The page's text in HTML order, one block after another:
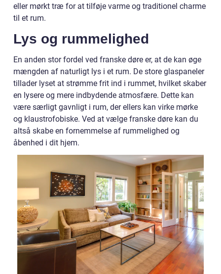
eller mørkt træ for at tilføje varme og traditionel charme
til et rum.
Lys og rummelighed
En anden stor fordel ved franske døre er, at de kan øge
mængden af naturligt lys i et rum. De store glaspaneler
tillader lyset at strømme frit ind i rummet, hvilket skaber
en lysere og mere indbydende atmosfære. Dette kan
være særligt gavnligt i rum, der ellers kan virke mørke
og klaustrofobiske. Ved at vælge franske døre kan du
altså skabe en fornemmelse af rummelighed og
åbenhed i dit hjem.